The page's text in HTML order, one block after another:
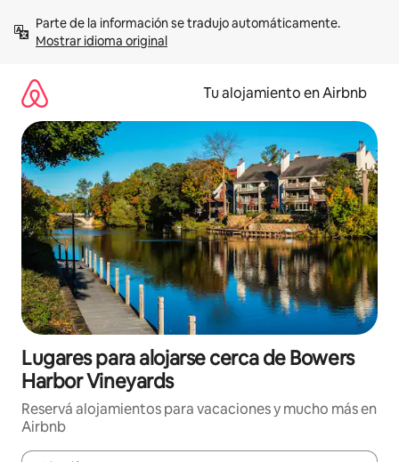
contenidoMostrar idioma original
Tu alojamiento en Airbnb
Lugares para alojarse cerca de Bowers
Harbor Vineyards
Reservá alojamientos para vacaciones y mucho más en
Airbnb